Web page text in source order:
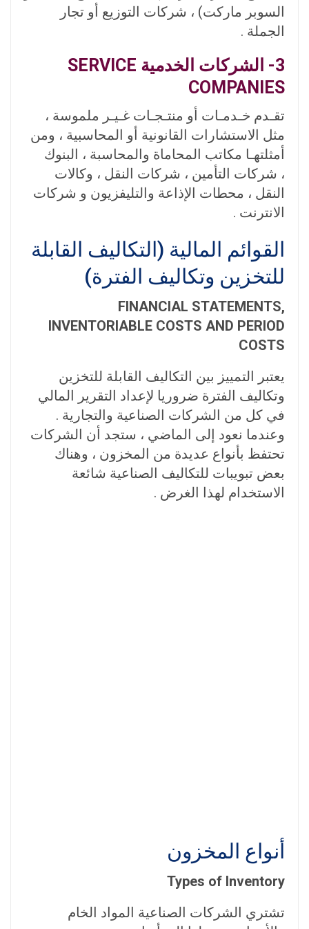
السوبر ماركت) ، شركات التوزيع أو تجار
الجملة .
3- الشركات الخدمية SERVICE
COMPANIES
تقـدم خـدمـات أو منتـجـات غـيـر ملموسة ،
مثل الاستشارات القانونية أو المحاسبية ، ومن
أمثلتهـا مكاتب المحاماة والمحاسبة ، البنوك
، شركات التأمين ، شركات النقل ، وكالات
النقل ، محطات الإذاعة والتليفزيون و شرکات
الانترنت .
القوائم المالية (التكاليف القابلة
للتخزين وتكاليف الفترة)
FINANCIAL STATEMENTS,
INVENTORIABLE COSTS AND PERIOD
COSTS
يعتبر التمييز بين التكاليف القابلة للتخزين
وتكاليف الفترة ضروريا لإعداد التقرير المالي
في كل من الشركات الصناعية والتجارية .
وعندما نعود إلى الماضي ، ستجد أن الشركات
تحتفظ بأنواع عديدة من المخزون ، وهناك
بعض تبويبات للتكاليف الصناعية شائعة
الاستخدام لهذا الغرض .
أنواع المخزون
Types of Inventory
تشتري الشركات الصناعية المواد الخام